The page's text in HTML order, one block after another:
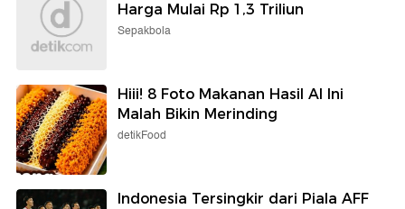
Harga Mulai Rp 1,3 Triliun
Sepakbola
Hiii! 8 Foto Makanan Hasil AI Ini
Malah Bikin Merinding
detikFood
Indonesia Tersingkir dari Piala AFF